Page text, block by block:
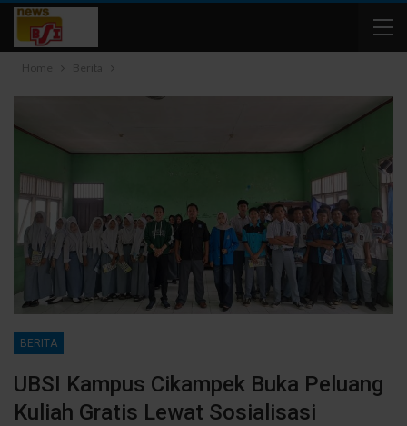
Home Berita
BERITA
UBSI Kampus Cikampek Buka Peluang
Kuliah Gratis Lewat Sosialisasi